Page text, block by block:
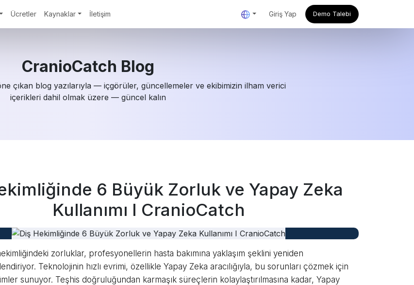
Ücretler Kaynaklar İletişim Giriş Yap Demo Talebi
CranioCatch Blog
çıkan blog yazılarıyla — içgörüler, güncellemeler ve ekibimizin ilham verici
içerikleri dahil olmak üzere — güncel kalın
6 Büyük Zorluk ve Yapay Zeka
Kullanımı I CranioCatch
zorluklar, profesyonellerin hasta bakımına yaklaşım şeklini yeniden
Teknolojinin hızlı evrimi, özellikle Yapay Zeka aracılığıyla, bu sorunları çözmek için
sunuyor. Teşhis doğruluğundan karmaşık süreçlerin kolaylaştırılmasına kadar, Yapay